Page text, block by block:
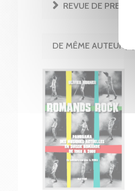
REVUE DE PRESSE
DE MÊME AUTEUR(E)